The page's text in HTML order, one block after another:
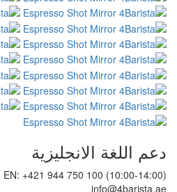
دعم اللغة الانجليزية
EN: +421 944 750 100 (10:00-14:00)
info@4barista.ae